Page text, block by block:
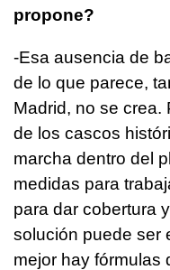
propone?
-Esa ausencia de
de lo que parece,
Madrid, no se crea.
de los cascos
marcha dentro del
medidas para
para dar cobertura
solución puede ser
mejor hay fórmulas